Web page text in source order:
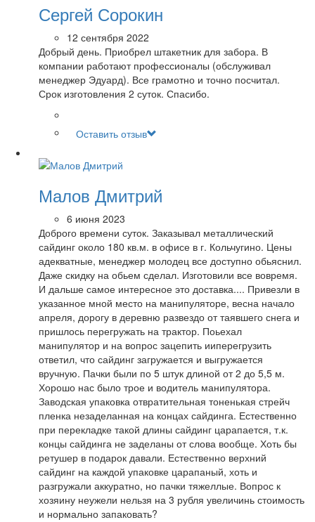
Сергей Сорокин
12 сентября 2022
Добрый день. Приобрел штакетник для забора. В
компании работают профессионалы (обслуживал
менеджер Эдуард). Все грамотно и точно посчитал.
Срок изготовления 2 суток. Спасибо.
Оставить отзыв
Малов Дмитрий
6 июня 2023
Доброго времени суток. Заказывал металлический
сайдинг около 180 кв.м. в офисе в г. Кольчугино. Цены
адекватные, менеджер молодец все доступно обьяснил.
Даже скидку на обьем сделал. Изготовили все вовремя.
И дальше самое интересное это доставка.... Привезли в
указанное мной место на манипуляторе, весна начало
апреля, дорогу в деревню развездо от таявшего снега и
пришлось перегружать на трактор. Поьехал
манипулятор и на вопрос зацепить ииперегрузить
ответил, что сайдинг загружается и выгружается
вручную. Пачки были по 5 штук длиной от 2 до 5,5 м.
Хорошо нас было трое и водитель манипулятора.
Заводская упаковка отвратительная тоненькая стрейч
пленка незаделанная на концах сайдинга. Естественно
при перекладке такой длины сайдинг царапается, т.к.
концы сайдинга не заделаны от слова вообще. Хоть бы
ретушер в подарок давали. Естественно верхний
сайдинг на каждой упаковке царапаный, хоть и
разгружали аккуратно, но пачки тяжеллые. Вопрос к
хозяину неужели нельзя на 3 рубля увеличинь стоимость
и нормально запаковать?